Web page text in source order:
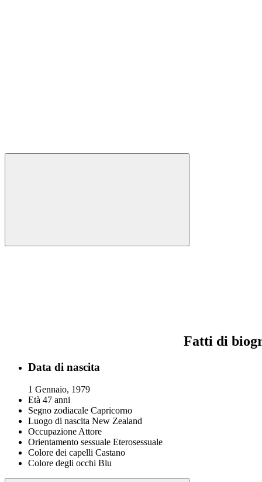
Fatti di
Data di nascita
1 Gennaio, 1979
Età 47 anni
Segno zodiacale Capricorno
Luogo di nascita New Zealand
OccupazioneAttore
Orientamento sessuale Eterosessuale
Colore dei capelli Castano
Colore degli occhi Blu